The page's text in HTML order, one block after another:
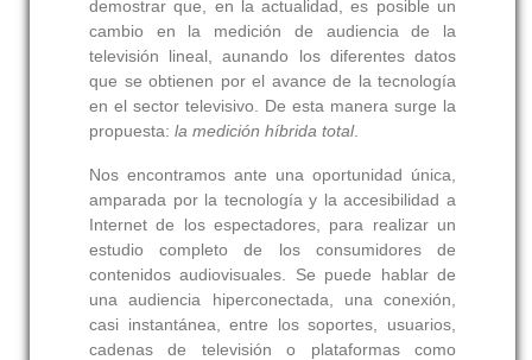
demostrar que, en la actualidad, es posible un
cambio en la medición de audiencia de la
televisión lineal, aunando los diferentes datos
que se obtienen por el avance de la tecnología
en el sector televisivo. De esta manera surge la
propuesta: la medición híbrida total.
Nos encontramos ante una oportunidad única,
amparada por la tecnología y la accesibilidad a
Internet de los espectadores, para realizar un
estudio completo de los consumidores de
contenidos audiovisuales. Se puede hablar de
una audiencia hiperconectada, una conexión,
casi instantánea, entre los soportes, usuarios,
cadenas de televisión o plataformas como